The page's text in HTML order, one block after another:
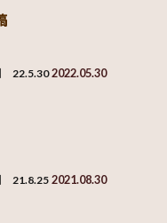
22.5.30 2022.05.30
21.8.25 2021.08.30